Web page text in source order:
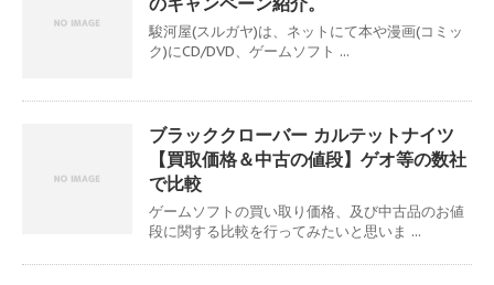
駿河屋(スルガヤ)は、ネットにて本や漫画(コミッ
ク)にCD/DVD、ゲームソフト ...
ブラッククローバー カルテットナイツ
【買取価格＆中古の値段】ゲオ等の数社
で比較
ゲームソフトの買い取り価格、及び中古品のお値
段に関する比較を行ってみたいと思いま ...